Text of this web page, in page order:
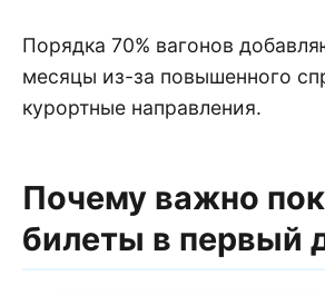
Порядка 70% вагонов
месяцы из-за повышенного
курортные направления.
Почему важно
билеты в первый